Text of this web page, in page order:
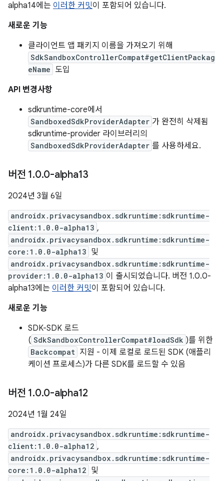
alpha14에는 이러한 커밋이 포함되어 있습니다.
새로운 기능
클라이언트 앱 패키지 이름을 가져오기 위해
SdkSandboxControllerCompat#getClientPackag
eName 도입
API 변경사항
sdkruntime-core에서
SandboxedSdkProviderAdapter 가 완전히 삭제됨
sdkruntime-provider 라이브러리의
SandboxedSdkProviderAdapter 를 사용하세요.
버전 1.0.0-alpha13
2024년 3월 6일
androidx.privacysandbox.sdkruntime:sdkruntime-
client:1.0.0-alpha13 ,
androidx.privacysandbox.sdkruntime:sdkruntime-
core:1.0.0-alpha13 및
androidx.privacysandbox.sdkruntime:sdkruntime-
provider:1.0.0-alpha13 이 출시되었습니다. 버전 1.0.0-
alpha13에는 이러한 커밋이 포함되어 있습니다.
새로운 기능
SDK-SDK 로드
( SdkSandboxControllerCompat#loadSdk )를 위한
Backcompat 지원 - 이제 로컬로 로드된 SDK (애플리
케이션 프로세스)가 다른 SDK를 로드할 수 있음
버전 1.0.0-alpha12
2024년 1월 24일
androidx.privacysandbox.sdkruntime:sdkruntime-
client:1.0.0-alpha12 ,
androidx.privacysandbox.sdkruntime:sdkruntime-
core:1.0.0-alpha12 및